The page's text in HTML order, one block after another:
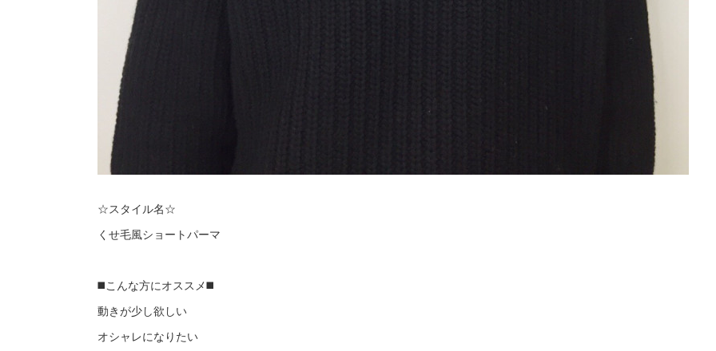
☆スタイル名☆
くせ毛風ショートパーマ
◼️こんな方にオススメ◼️
動きが少し欲しい
オシャレになりたい